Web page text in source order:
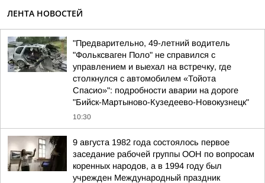
ЛЕНТА НОВОСТЕЙ
"Предварительно, 49-летний водитель
"Фольксваген Поло" не справился с
управлением и выехал на встречку, где
столкнулся с автомобилем «Тойота
Спасио»": подробности аварии на дороге
"Бийск-Мартыново-Кузедеево-Новокузнецк"
10:30
9 августа 1982 года состоялось первое
заседание рабочей группы ООН по вопросам
коренных народов, а в 1994 году был
учрежден Международный праздник